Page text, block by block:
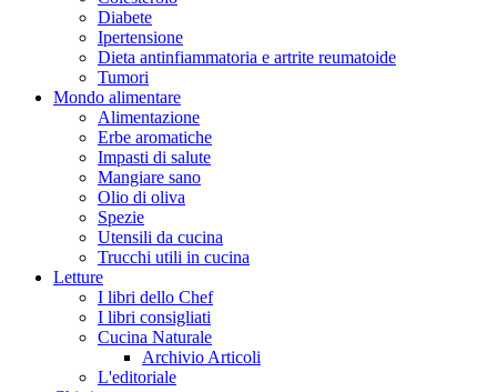
Diabete
Ipertensione
Dieta antinfiammatoria e artrite reumatoide
Tumori
Mondo alimentare
Alimentazione
Erbe aromatiche
Impasti di salute
Mangiare sano
Olio di oliva
Spezie
Utensili da cucina
Trucchi utili in cucina
Letture
I libri dello Chef
I libri consigliati
Cucina Naturale
Archivio Articoli
L'editoriale